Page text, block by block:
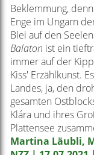
Beklemmung,
Enge im Ungarn
Blei auf den
Balaton ist ein
immer auf der
Kiss' Erzählkunst.
Landes, ja, den
gesamten
Klára und ihres
Plattensee
Martina Läubli,